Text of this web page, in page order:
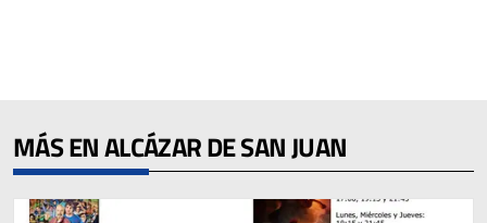
MÁS EN ALCÁZAR DE SAN JUAN